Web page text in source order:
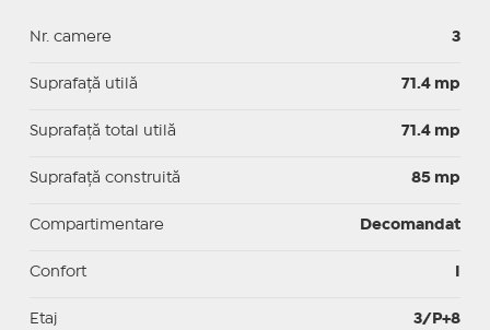
Nr. camere 3
Suprafaţă utilă 71.4 mp
Suprafaţă total utilă 71.4 mp
Suprafaţă construită 85 mp
Compartimentare Decomandat
Confort
Etaj 3/P+8